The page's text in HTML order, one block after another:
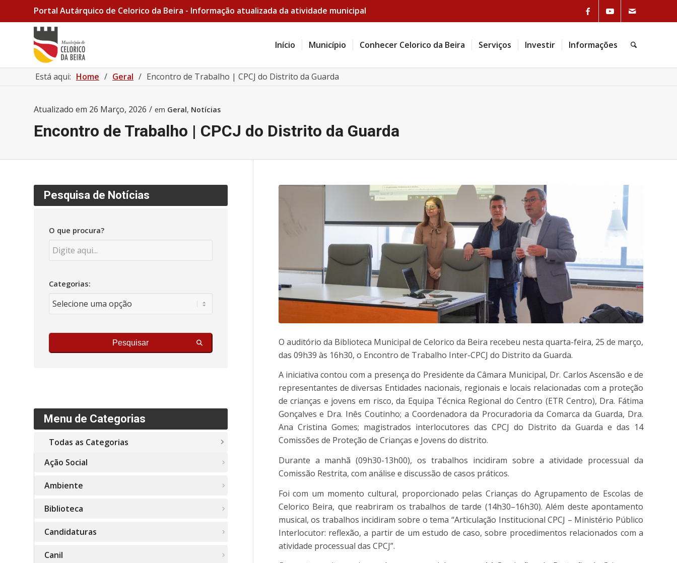
Portal Autárquico de Celorico da Beira - Informação atualizada da atividade municipal
Início Município Conhecer Celorico da Beira Serviços Investir Informações
Está aqui: Home / Geral / Encontro de Trabalho | CPCJ do Distrito da Guarda
Atualizado em 26 Março, 2026 / em Geral, Notícias
Encontro de Trabalho | CPCJ do Distrito da Guarda
O auditório da Biblioteca Municipal de Celorico da Beira recebeu nesta quarta-feira, 25 de março,
das 09h39 às 16h30, o Encontro de Trabalho Inter-CPCJ do Distrito da Guarda.
A iniciativa contou com a presença do Presidente da Câmara Municipal, Dr. Carlos Ascensão e de
representantes de diversas Entidades nacionais, regionais e locais relacionadas com a proteção
de crianças e jovens em risco, da Equipa Técnica Regional do Centro (ETR Centro), Dra. Fátima
Gonçalves e Dra. Inês Coutinho; a Coordenadora da Procuradoria da Comarca da Guarda, Dra.
Ana Cristina Gomes; magistrados interlocutores das CPCJ do Distrito da Guarda e das 14
Comissões de Proteção de Crianças e Jovens do distrito.
Durante a manhã (09h30-13h00), os trabalhos incidiram sobre a atividade processual da
Comissão Restrita, com análise e discussão de casos práticos.
Foi com um momento cultural, proporcionado pelas Crianças do Agrupamento de Escolas de
Celorico Beira, que reabriram os trabalhos de tarde (14h30–16h30). Além deste apontamento
musical, os trabalhos incidiram sobre o tema “Articulação Institucional CPCJ – Ministério Público
Interlocutor: reflexão, a partir de um estudo de caso, sobre procedimentos relacionados com a
atividade processual das CPCJ”.
Pesquisa de Notícias
O que procura?
Categorias:
Pesquisar
Menu de Categorias
Todas as Categorias
Ação Social
Ambiente
Biblioteca
Candidaturas
Canil